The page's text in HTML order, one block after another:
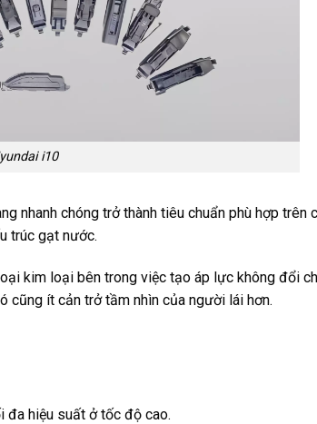
i10
nhanh chóng trở thành tiêu chuẩn phù hợp trên
trúc gạt nước.
kim loại bên trong việc tạo áp lực không đổi
cũng ít cản trở tầm nhìn của người lái hơn.
đa hiệu suất ở tốc độ cao.